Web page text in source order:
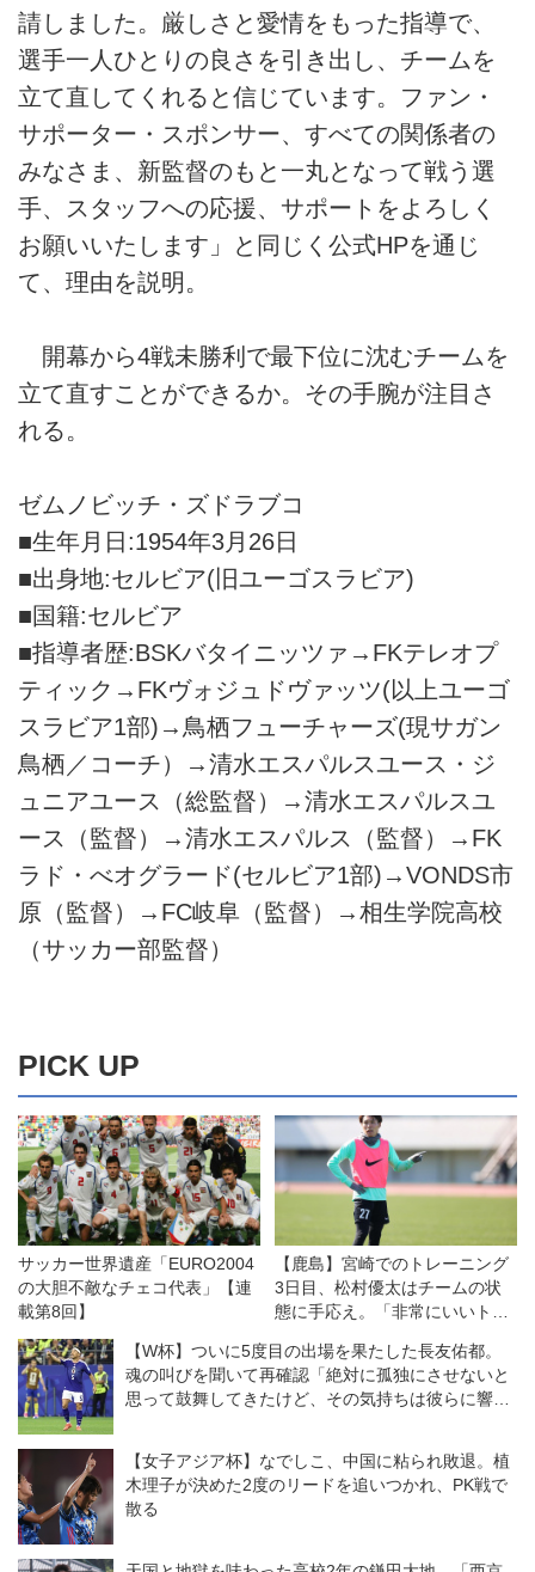
請しました。厳しさと愛情をもった指導で、
選手一人ひとりの良さを引き出し、チームを
立て直してくれると信じています。ファン・
サポーター・スポンサー、すべての関係者の
みなさま、新監督のもと一丸となって戦う選
手、スタッフへの応援、サポートをよろしく
お願いいたします」と同じく公式HPを通じ
て、理由を説明。
開幕から4戦未勝利で最下位に沈むチームを
立て直すことができるか。その手腕が注目さ
れる。
ゼムノビッチ・ズドラブコ
■生年月日:1954年3月26日
■出身地:セルビア(旧ユーゴスラビア)
■国籍:セルビア
■指導者歴:BSKバタイニッツァ→FKテレオプ
ティック→FKヴォジュドヴァッツ(以上ユーゴ
スラビア1部)→鳥栖フューチャーズ(現サガン
鳥栖／コーチ）→清水エスパルスユース・ジ
ュニアユース（総監督）→清水エスパルスユ
ース（監督）→清水エスパルス（監督）→FK
ラド・べオグラード(セルビア1部)→VONDS市
原（監督）→FC岐阜（監督）→相生学院高校
（サッカー部監督）
PICK UP
サッカー世界遺産「EURO2004
の大胆不敵なチェコ代表」【連
載第8回】
【鹿島】宮崎でのトレーニング
3日目、松村優太はチームの状
態に手応え。「非常にいいトレ
【W杯】ついに5度目の出場を果たした長友佑都。
魂の叫びを聞いて再確認「絶対に孤独にさせないと
思って鼓舞してきたけど、その気持ちは彼らに響い
【女子アジア杯】なでしこ、中国に粘られ敗退。植
木理子が決めた2度のリードを追いつかれ、PK戦で
散る